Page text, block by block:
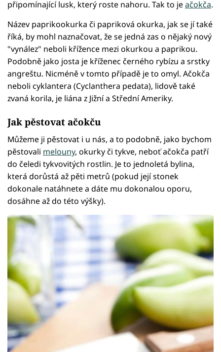
připomínající lusk, který roste nahoru. Tak to jeačokča.
Název paprikookurka či papriková okurka, jak se jí také
říká, by mohl naznačovat, že se jedná zas o nějaký nový
"vynález" neboli křížence mezi okurkou a paprikou.
Podobně jako josta je kříženec černého rybízu a srstky
angreštu. Nicméně v tomto případě je to omyl. Ačokča
neboli cyklantera (Cyclanthera pedata), lidově také
zvaná korila, je liána z Jižní a Střední Ameriky.
Jak pěstovat ačokču
Můžeme ji pěstovat i u nás, a to podobně, jako bychom
pěstovali melouny, okurky či tykve, neboť ačokča patří
do čeledi tykvovitých rostlin. Je to jednoletá bylina,
která dorůstá až pěti metrů (pokud její stonek
dokonale natáhnete a dáte mu dokonalou oporu,
dosáhne až do této výšky).